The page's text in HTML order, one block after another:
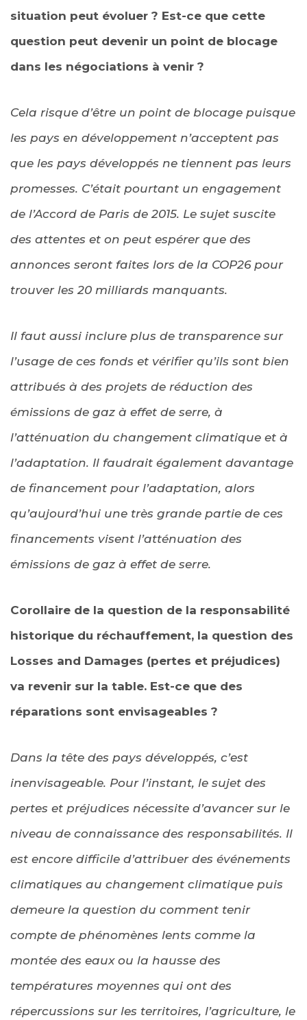
situation peut évoluer ? Est-ce que cette
question peut devenir un point de blocage
dans les négociations à venir ?
Cela risque d’être un point de blocage puisque
les pays en développement n’acceptent pas
que les pays développés ne tiennent pas leurs
promesses. C’était pourtant un engagement
de l’Accord de Paris de 2015. Le sujet suscite
des attentes et on peut espérer que des
annonces seront faites lors de la COP26 pour
trouver les 20 milliards manquants.
Il faut aussi inclure plus de transparence sur
l’usage de ces fonds et vérifier qu’ils sont bien
attribués à des projets de réduction des
émissions de gaz à effet de serre, à
l’atténuation du changement climatique et à
l’adaptation. Il faudrait également davantage
de financement pour l’adaptation, alors
qu’aujourd’hui une très grande partie de ces
financements visent l’atténuation des
émissions de gaz à effet de serre.
Corollaire de la question de la responsabilité
historique du réchauffement, la question des
Losses and Damages (pertes et préjudices)
va revenir sur la table. Est-ce que des
réparations sont envisageables ?
Dans la tête des pays développés, c’est
inenvisageable. Pour l’instant, le sujet des
pertes et préjudices nécessite d’avancer sur le
niveau de connaissance des responsabilités. Il
est encore difficile d’attribuer des événements
climatiques au changement climatique puis
demeure la question du comment tenir
compte de phénomènes lents comme la
montée des eaux ou la hausse des
températures moyennes qui ont des
répercussions sur les territoires, l’agriculture, le